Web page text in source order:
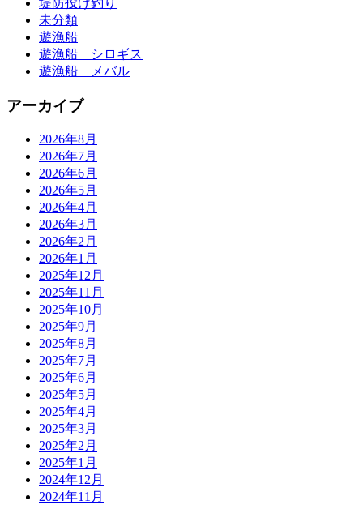
堤防投げ釣り
未分類
遊漁船
遊漁船 シロギス
遊漁船 メバル
アーカイブ
2026年8月
2026年7月
2026年6月
2026年5月
2026年4月
2026年3月
2026年2月
2026年1月
2025年12月
2025年11月
2025年10月
2025年9月
2025年8月
2025年7月
2025年6月
2025年5月
2025年4月
2025年3月
2025年2月
2025年1月
2024年12月
2024年11月